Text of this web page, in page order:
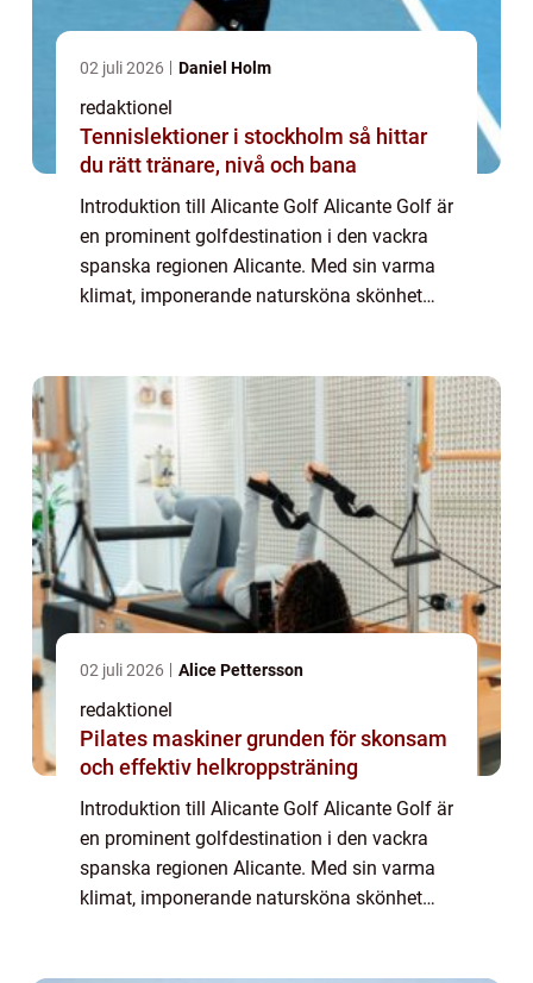
02 juli 2026 Daniel Holm
redaktionel
Tennislektioner i stockholm så hittar
du rätt tränare, nivå och bana
Introduktion till Alicante Golf Alicante Golf är
en prominent golfdestination i den vackra
spanska regionen Alicante. Med sin varma
klimat, imponerande natursköna skönhet
02 juli 2026 Alice Pettersson
redaktionel
Pilates maskiner grunden för skonsam
och effektiv helkroppsträning
Introduktion till Alicante Golf Alicante Golf är
en prominent golfdestination i den vackra
spanska regionen Alicante. Med sin varma
klimat, imponerande natursköna skönhet